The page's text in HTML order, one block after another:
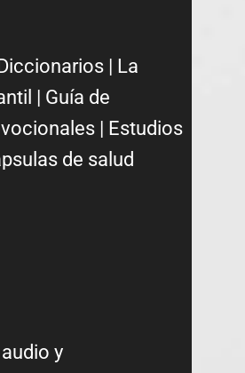
| La
| Guía de
| Estudios
de salud
y